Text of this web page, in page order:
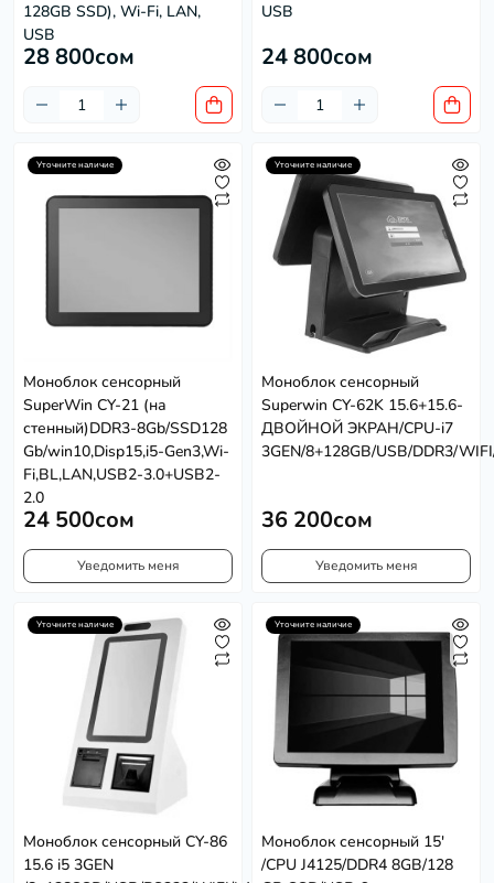
128GB SSD), Wi-Fi, LAN,
USB
28 800сом
USB
24 800сом
Уточните наличие
Моноблок сенсорный
SuperWin CY-21 (на
стенный)DDR3-8Gb/SSD128
Gb/win10,Disp15,i5-Gen3,Wi-
Fi,BL,LAN,USB2-3.0+USB2-
2.0
24 500сом
Уведомить меня
Уточните наличие
Моноблок сенсорный
Superwin CY-62K 15.6+15.6-
ДВОЙНОЙ ЭКРАН/CPU-i7
3GEN/8+128GB/USB/DDR3/
36 200сом
Уведомить меня
Уточните наличие
Моноблок сенсорный CY-86
15.6 i5 3GEN
Уточните наличие
Моноблок сенсорный 15'
/CPU J4125/DDR4 8GB/128